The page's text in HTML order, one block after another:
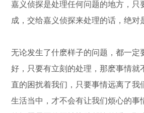
嘉义侦探是处理任何问题的地方，只
成，交给嘉义侦探来处理的话，绝对
无论发生了什麽样子的问题，都一定
好，只要有立刻的处理，那麽事情就
直的困扰着我们，只要事情远离了我
生活当中，才不会有让我们烦心的事